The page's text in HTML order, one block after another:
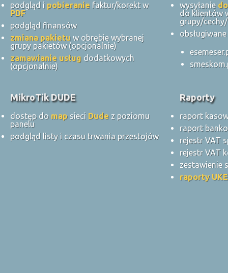
podgląd i pobieranie faktur/korekt w
PDF
podgląd finansów
zmiana pakietu w obrębie wybranej
grupy pakietów (opcjonalnie)
zamawianie usług dodatkowych
(opcjonalnie)
wysyłanie
do klientów
grupy/
MikroTik DUDE
dostęp do map sieci Dude z poziomu
panelu
podgląd listy i czasu trwania przestojów
Raporty
raport
raport
rejestr VAT
rejestr VAT
zestawienie
raporty UKE